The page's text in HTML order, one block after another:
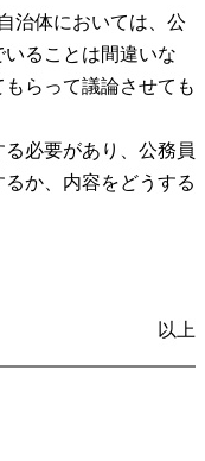
治体においては、公
ることは間違いな
らって議論させても
必要があり、公務員
か、内容をどうする
以上